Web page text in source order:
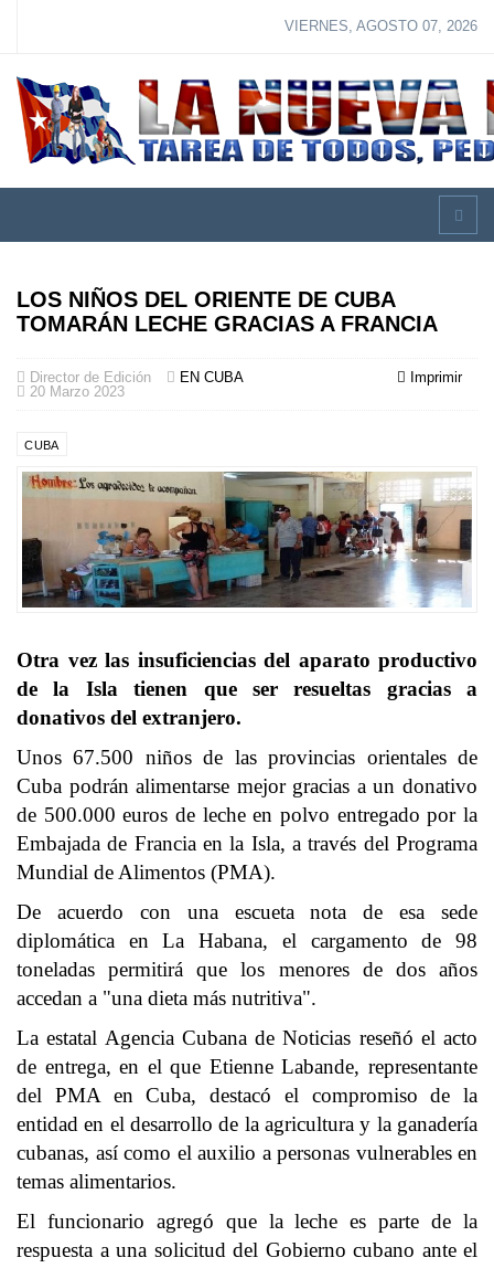
VIERNES, AGOSTO 07, 2026
LOS NIÑOS DEL ORIENTE DE CUBA
TOMARÁN LECHE GRACIAS A FRANCIA
Imprimir
Director de Edición
EN CUBA
20 Marzo 2023
CUBA
Otra vez las insuficiencias del aparato productivo
de la Isla tienen que ser resueltas gracias a
donativos del extranjero.
Unos 67.500 niños de las provincias orientales de
Cuba podrán alimentarse mejor gracias a un donativo
de 500.000 euros de leche en polvo entregado por la
Embajada de Francia en la Isla, a través del Programa
Mundial de Alimentos (PMA).
De acuerdo con una escueta nota de esa sede
diplomática en La Habana, el cargamento de 98
toneladas permitirá que los menores de dos años
accedan a "una dieta más nutritiva".
La estatal Agencia Cubana de Noticias reseñó el acto
de entrega, en el que Etienne Labande, representante
del PMA en Cuba, destacó el compromiso de la
entidad en el desarrollo de la agricultura y la ganadería
cubanas, así como el auxilio a personas vulnerables en
temas alimentarios.
El funcionario agregó que la leche es parte de la
respuesta a una solicitud del Gobierno cubano ante el